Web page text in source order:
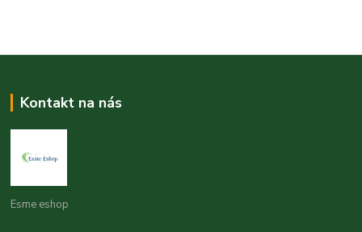
Kontakt na nás
Esme eshop